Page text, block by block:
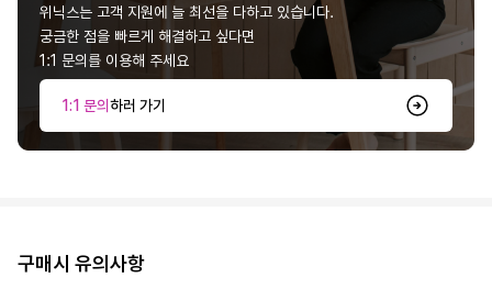
위닉스는 고객 지원에 늘 최선을 다하고 있습니다.
궁금한 점을 빠르게 해결하고 싶다면
1:1 문의를 이용해 주세요
1:1 문의 하러 가기
구매시 유의사항